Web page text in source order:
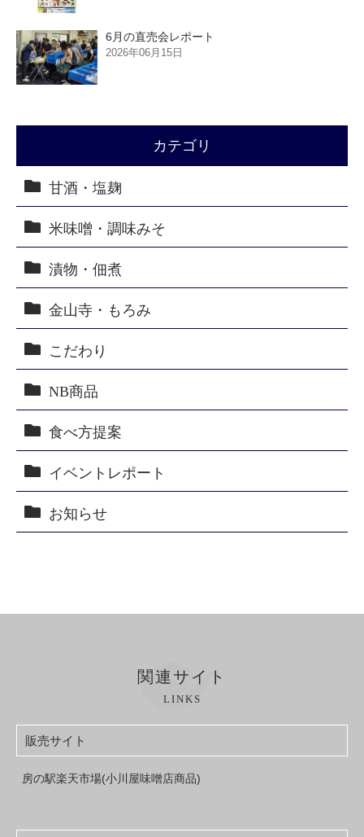
6月の直売会レポート
2026年06月15日
カテゴリ
甘酒・塩麹
米味噌・調味みそ
漬物・佃煮
金山寺・もろみ
こだわり
NB商品
食べ方提案
イベントレポート
お知らせ
関連サイト
LINKS
販売サイト
房の駅楽天市場(小川屋味噌店商品)